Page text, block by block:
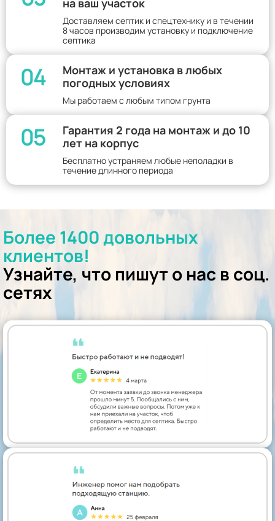
на ваш участок
Доставляем септик и спецтехнику и в течении
8 часов производим установку и подключение
септика
04
Монтаж и установка в любых
погодных условиях
Мы работаем с любым типом грунта
05
Гарантия 2 года на монтаж и до 10
лет на корпус
Бесплатно устраняем любые неполадки в
течение длинного периода
Более 1400 довольных
клиентов!
Узнайте, что пишут о нас в соц.
сетях